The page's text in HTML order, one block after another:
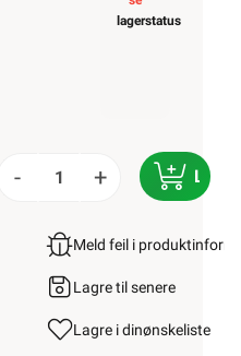
lagerstatus
- +
Meld feil i
Lagre til senere
Lagre i dinønskeliste